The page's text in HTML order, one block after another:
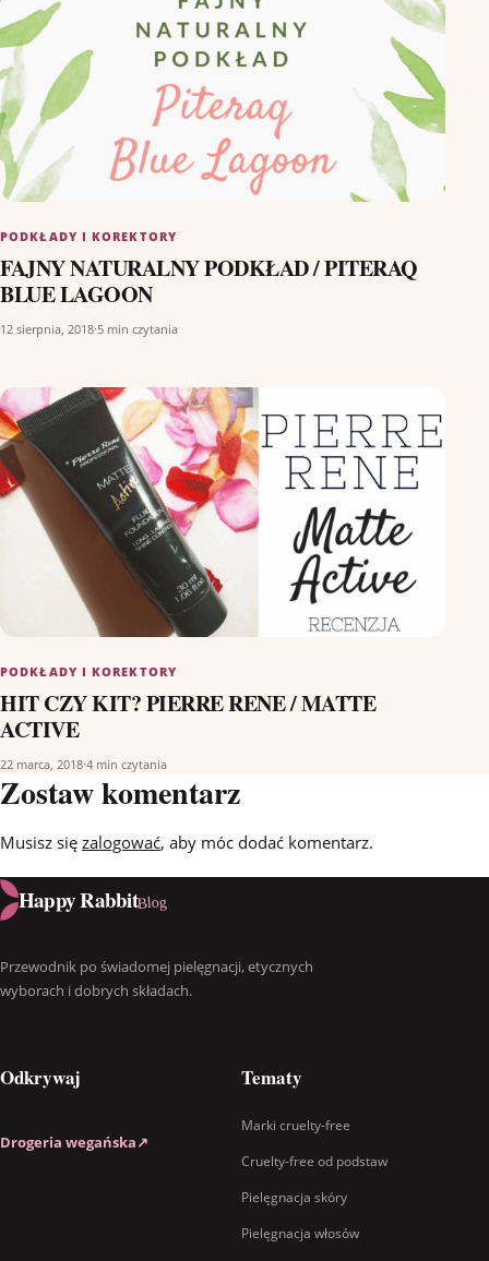
PODKŁADY I KOREKTORY
FAJNY NATURALNY PODKŁAD / PITERAQ
BLUE LAGOON
12 sierpnia, 2018·5 min czytania
PODKŁADY I KOREKTORY
HIT CZY KIT? PIERRE RENE / MATTE
ACTIVE
22 marca, 2018·4 min czytania
Zostaw komentarz
Musisz się zalogować, aby móc dodać komentarz.
Happy RabbitBlog
Przewodnik po świadomej pielęgnacji, etycznych
wyborach i dobrych składach.
Odkrywaj
Drogeria wegańska↗
Tematy
Marki cruelty-free
Cruelty-free od podstaw
Pielęgnacja skóry
Pielęgnacja włosów